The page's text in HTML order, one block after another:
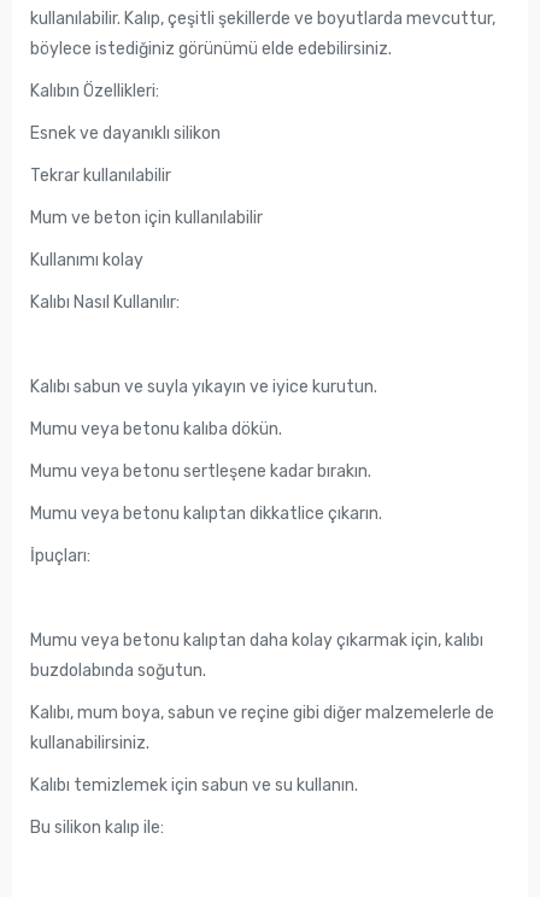
kullanılabilir. Kalıp, çeşitli şekillerde ve boyutlarda mevcuttur,
böylece istediğiniz görünümü elde edebilirsiniz.
Kalıbın Özellikleri:
Esnek ve dayanıklı silikon
Tekrar kullanılabilir
Mum ve beton için kullanılabilir
Kullanımı kolay
Kalıbı Nasıl Kullanılır:
Kalıbı sabun ve suyla yıkayın ve iyice kurutun.
Mumu veya betonu kalıba dökün.
Mumu veya betonu sertleşene kadar bırakın.
Mumu veya betonu kalıptan dikkatlice çıkarın.
İpuçları:
Mumu veya betonu kalıptan daha kolay çıkarmak için, kalıbı
buzdolabında soğutun.
Kalıbı, mum boya, sabun ve reçine gibi diğer malzemelerle de
kullanabilirsiniz.
Kalıbı temizlemek için sabun ve su kullanın.
Bu silikon kalıp ile: